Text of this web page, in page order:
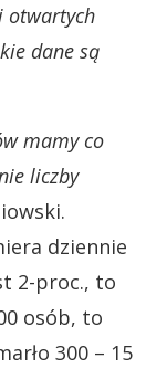
otwartych
dane są
mamy co
liczby
dziennie
2-proc., to
osób, to
300 – 15